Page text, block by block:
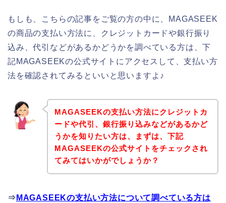
もしも、こちらの記事をご覧の方の中に、MAGASEEK
の商品の支払い方法に、クレジットカードや銀行振り
込み、代引などがあるかどうかを調べている方は、下
記MAGASEEKの公式サイトにアクセスして、支払い方
法を確認されてみるといいと思いますよ♪
MAGASEEKの支払い方法にクレジットカ
ードや代引、銀行振り込みなどがあるかど
うかを知りたい方は、まずは、下記
MAGASEEKの公式サイトをチェックされ
てみてはいかがでしょうか？
⇒ MAGASEEKの支払い方法について調べている方は